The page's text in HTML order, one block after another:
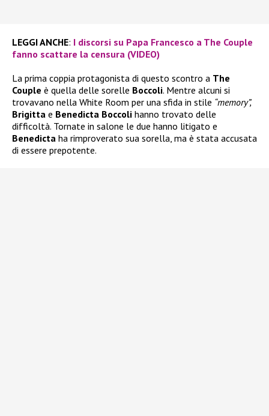
LEGGI ANCHE: I discorsi su Papa Francesco a The Couple
fanno scattare la censura (VIDEO)
La prima coppia protagonista di questo scontro a The
Couple è quella delle sorelle Boccoli. Mentre alcuni si
trovavano nella White Room per una sfida in stile “memory”,
Brigitta e Benedicta Boccoli hanno trovato delle
difficoltà. Tornate in salone le due hanno litigato e
Benedicta ha rimproverato sua sorella, ma è stata accusata
di essere prepotente.